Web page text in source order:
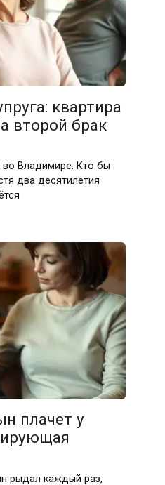
квартира
второй брак
Владимире. Кто бы
два десятилетия
плачет у
рыдал каждый раз,